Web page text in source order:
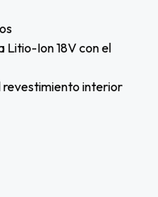
Litio-Ion 18V con el
revestimiento interior